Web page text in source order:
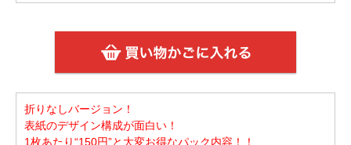
折りなしバージョン！
表紙のデザイン構成が面白い！
1枚あたり“150円”と大変お得なパック内容！！